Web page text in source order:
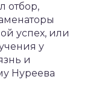
отбор,
успех, или
у
и
Нуреева